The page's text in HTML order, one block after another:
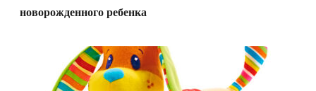
новорожденного ребенка